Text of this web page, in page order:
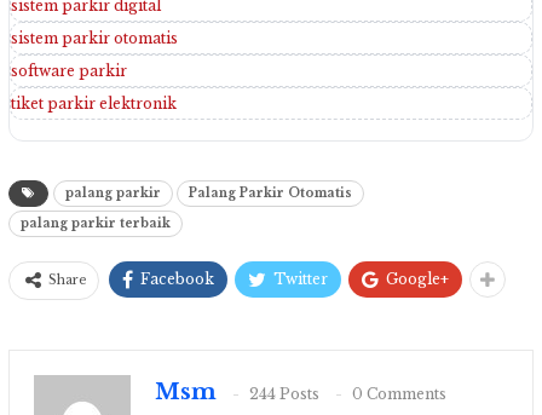
sistem parkir digital
sistem parkir otomatis
software parkir
tiket parkir elektronik
palang parkir
Palang Parkir Otomatis
palang parkir terbaik
Share Facebook Twitter Google+
Msm 244 Posts 0 Comments